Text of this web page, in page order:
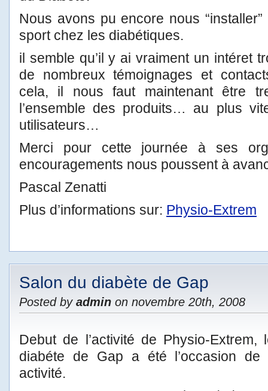
Nous avons pu encore nous
sport chez les diabétiques.
il semble qu’il y ai vraiment un intéret
de nombreux témoignages et
cela, il nous faut maintenant être
l’ensemble des produits… au plus
utilisateurs…
Merci pour cette journée à ses
encouragements nous poussent à
Pascal Zenatti
Plus d’informations sur: Physio-Extrem
Salon du diabète de Gap
Posted by admin on novembre 20th, 2008
Debut de l’activité de Physio-
diabéte de Gap a été l’occasion de
activité.